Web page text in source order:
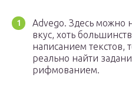
Advego. Здесь можно
вкус, хоть
написанием текстов,
реально найти
рифмованием.